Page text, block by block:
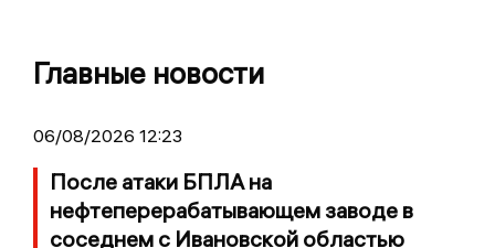
Главные новости
06/08/2026 12:23
После атаки БПЛА на
нефтеперерабатывающем заводе в
соседнем с Ивановской областью